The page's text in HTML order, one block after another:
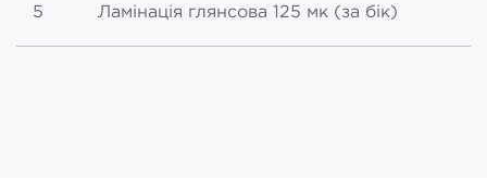
5 Ламінація глянсова 125 мк (за бік)